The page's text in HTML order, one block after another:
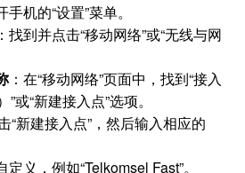
手机的“设置”菜单。
找到并点击“移动网络”或“无线与网
：在“移动网络”页面中，找到“接入
或“新建接入点”选项。
“新建接入点”，然后输入相应的
义，例如“Telkomsel Fast”。